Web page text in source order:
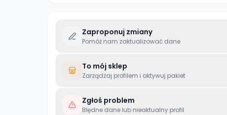
Zaproponuj zmiany
Pomóż nam zaktualizować dane
To mój sklep
Zarządzaj profilem i aktywuj pakiet
Zgłoś problem
Błędne dane lub nieaktualny profil